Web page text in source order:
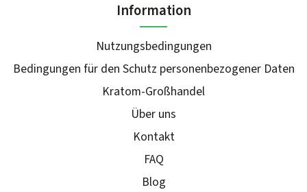
Information
Nutzungsbedingungen
Bedingungen für den Schutz personenbezogener Daten
Kratom-Großhandel
Über uns
Kontakt
FAQ
Blog